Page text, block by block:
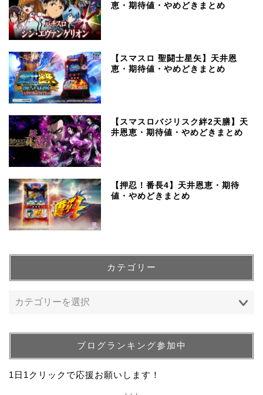
恵・期待値・やめどきまとめ
【スマスロ 聖闘士星矢】天井恩
恵・期待値・やめどきまとめ
【スマスロバジリスク絆2天膳】天
井恩恵・期待値・やめどきまとめ
【押忍！番長4】天井恩恵・期待
値・やめどきまとめ
カテゴリー
ブログランキング参加中
1日1クリックで応援お願いします！